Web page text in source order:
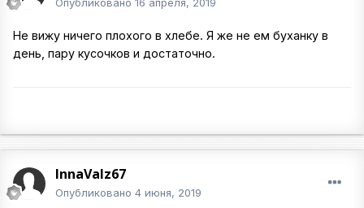
Не вижу ничего плохого в хлебе. Я же не ем буханку в
день, пару кусочков и достаточно.
InnaValz67
Опубликовано 4 июня, 2019